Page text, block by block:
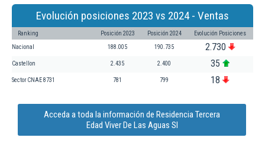
Evolución posiciones 2023 vs 2024 - Ventas
Ranking Posición 2023 Posición 2024 Evolución Posiciones
Nacional 188.005 190.735 2.730
Castellon 2.435 2.400 35
Sector CNAE 8731 781 799 18
Acceda a toda la información de Residencia Tercera
Edad Viver De Las Aguas Sl